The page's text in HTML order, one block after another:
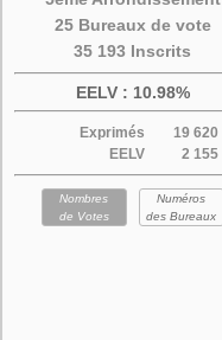
25 Bureaux de vote
35 193 Inscrits
EELV : 10.98%
Exprimés
19 620
EELV
2 155
Nombres
de Votes
Numéros
des Bureaux